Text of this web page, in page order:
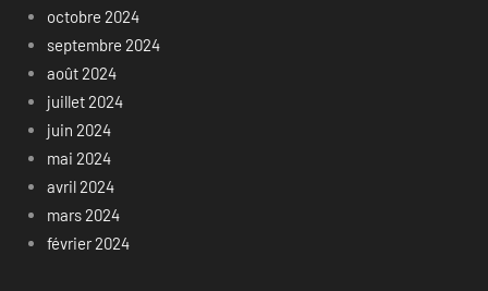
octobre 2024
septembre 2024
août 2024
juillet 2024
juin 2024
mai 2024
avril 2024
mars 2024
février 2024